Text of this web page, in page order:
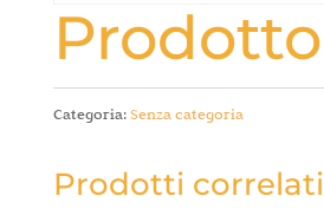
Prodotto
Categoria:Senza categoria
Prodotti correlati